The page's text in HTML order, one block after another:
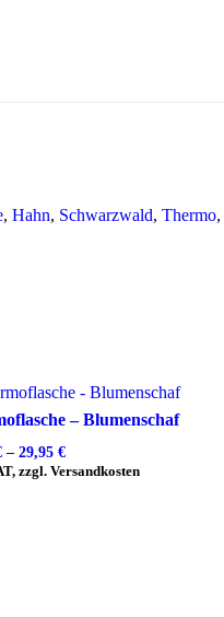
, Hahn, Schwarzwald, Thermo,
– Blumenschaf
– 29,95 €
zzgl. Versandkosten